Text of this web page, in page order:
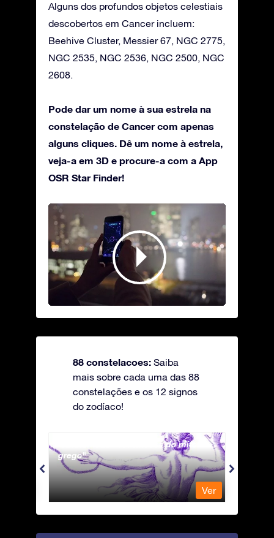
Alguns dos profundos objetos celestiais
descobertos em Cancer incluem:
Beehive Cluster, Messier 67, NGC 2775,
NGC 2535, NGC 2536, NGC 2500, NGC
2608.
Pode dar um nome à sua estrela na
constelação de Cancer com apenas
alguns cliques. Dê um nome à estrela,
veja-a em 3D e procure-a com a App
OSR Star Finder!
88 constelacoes: Saiba
mais sobre cada uma das 88
constelações e os 12 signos
do zodíaco!
Andromeda - A Princesa do mito
grego
Ver